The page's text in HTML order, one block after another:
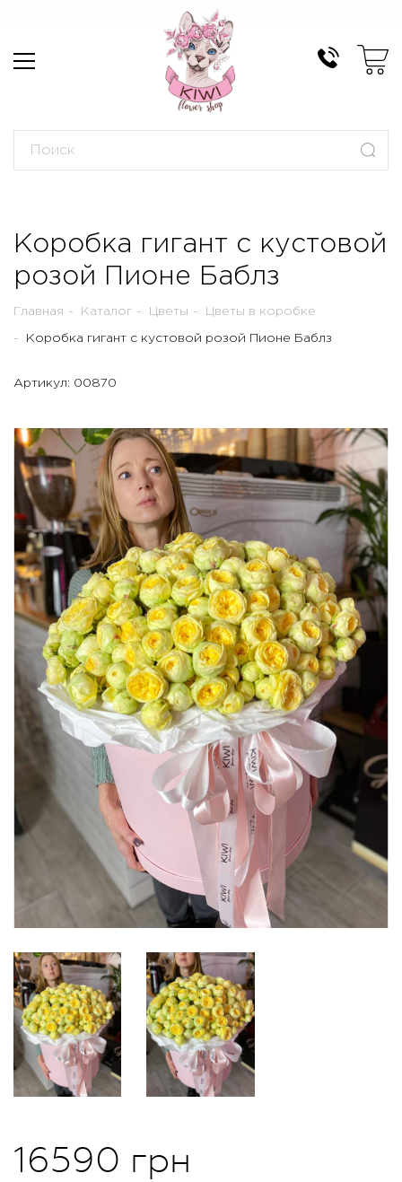
Коробка гигант с кустовой
розой Пионе Баблз
Главная Каталог Цветы Цветы в коробке
Коробка гигант с кустовой розой Пионе Баблз
Артикул: 00870
16590 грн